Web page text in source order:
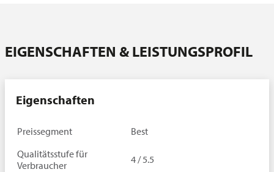
Produktalternative(n)
EIGENSCHAFTEN & LEISTUNGSPROFIL
Eigenschaften
Preissegment
Best
Qualitätsstufe für
Verbraucher
4 / 5.5